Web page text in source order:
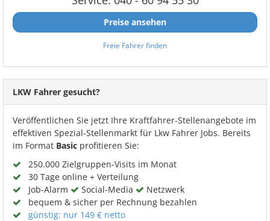
Preise ansehen
Freie Fahrer finden
LKW Fahrer gesucht?
Veröffentlichen Sie jetzt Ihre Kraftfahrer-Stellenangebote im
effektiven Spezial-Stellenmarkt für Lkw Fahrer Jobs. Bereits
im Format Basic profitieren Sie:
250.000 Zielgruppen-Visits im Monat
30 Tage online + Verteilung
Job-Alarm
Social-Media
Netzwerk
bequem & sicher per Rechnung bezahlen
günstig: nur 149 € netto